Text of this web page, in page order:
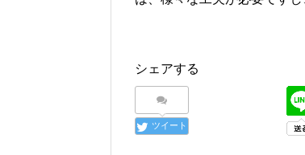
シェアする
ツイート